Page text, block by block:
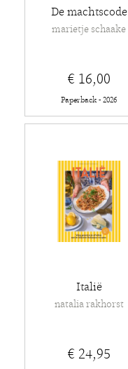
De machtscode
marietje schaake
€ 16,00
Paperback - 2026
Italië
natalia rakhorst
€ 24,95